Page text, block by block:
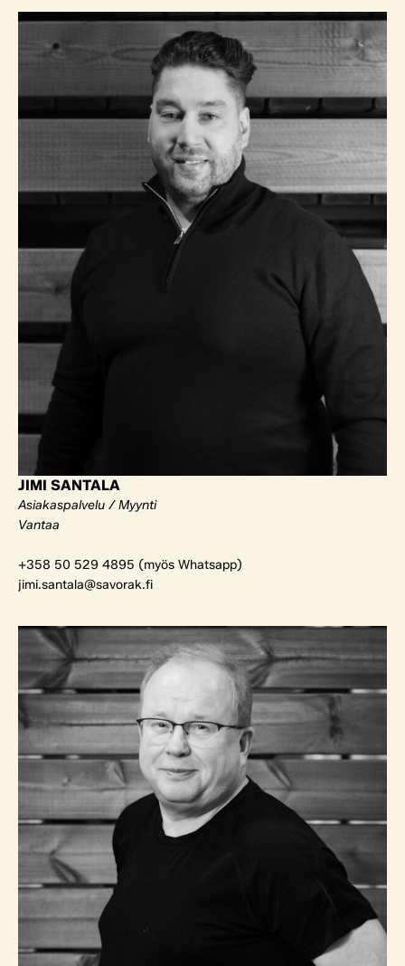
JIMI SANTALA
Asiakaspalvelu / Myynti
Vantaa
+358 50 529 4895 (myös Whatsapp)
jimi.santala@savorak.fi